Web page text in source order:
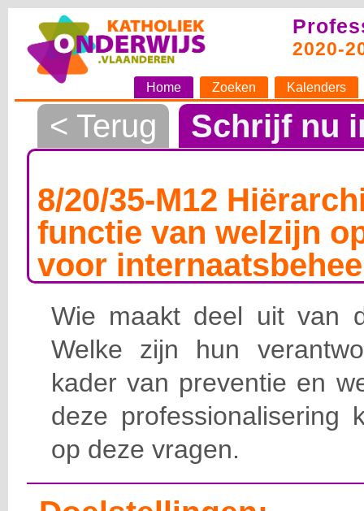
2020-
Home Zoeken Kalenders
< Terug Schrijf nu
8/20/35-M12
functie van welzijn
voor
Wie maakt deel uit van
Welke zijn hun
kader van preventie en
deze professionalisering
op deze vragen.